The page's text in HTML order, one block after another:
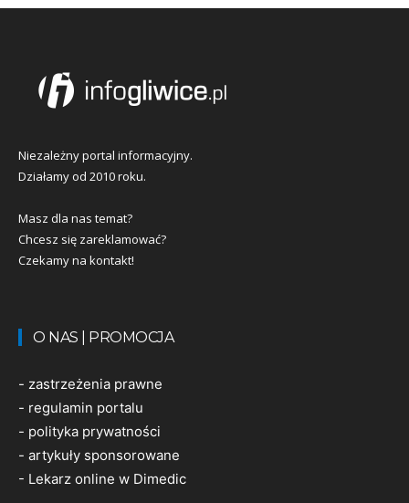
Niezależny portal informacyjny.
Działamy od 2010 roku.
Masz dla nas temat?
Chcesz się zareklamować?
Czekamy na kontakt!
O NAS | PROMOCJA
- zastrzeżenia prawne
- regulamin portalu
- polityka prywatności
- artykuły sponsorowane
- Lekarz online w Dimedic